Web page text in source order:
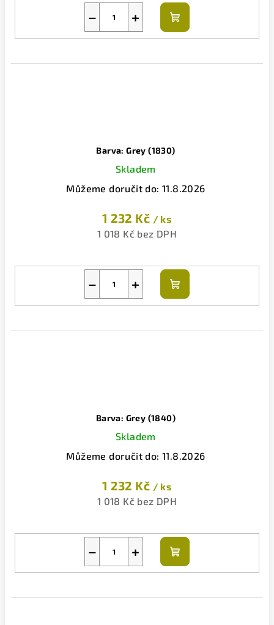
+
−
Do
košíku
Barva: Grey (1830)
Skladem
Můžeme doručit do: 11.8.2026
1 232 Kč / ks
1 018 Kč bez DPH
+
−
Do
košíku
Barva: Grey (1840)
Skladem
Můžeme doručit do: 11.8.2026
1 232 Kč / ks
1 018 Kč bez DPH
+
−
Do
košíku